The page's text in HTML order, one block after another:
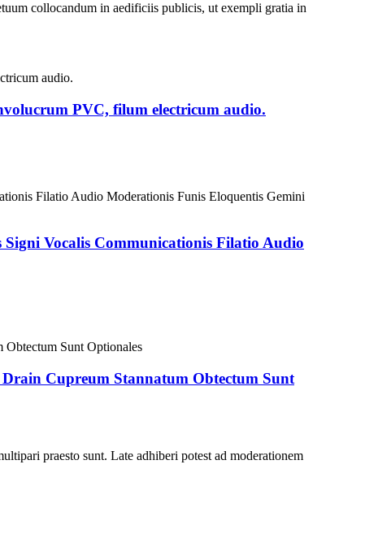
collocandum in aedificiis publicis, ut exempli gratia in
PVC, filum electricum audio.
Vocalis Communicationis Filatio Audio
Cupreum Stannatum Obtectum Sunt
praesto sunt. Late adhiberi potest ad moderationem